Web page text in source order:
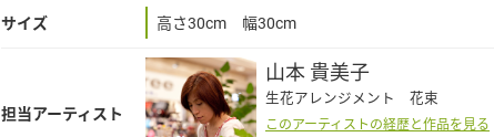
サイズ 高さ30cm 幅30cm
担当アーティスト
山本 貴美子
生花アレンジメント 花束
このアーティストの経歴と作品を見る